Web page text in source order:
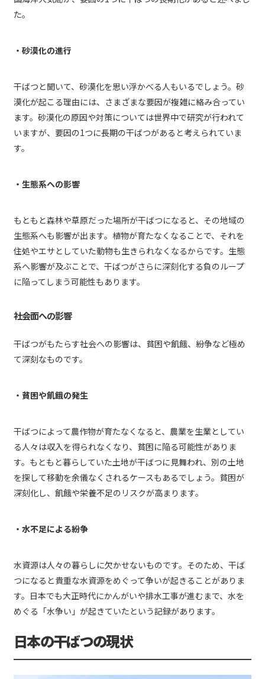
た。
・砂漠化の進行
干ばつと聞いて、砂漠化を思い浮かべる人もいるでしょう。砂
漠化が起こる理由には、さまざまな要因が複雑に絡み合ってい
ます。砂漠化の原因や対策については世界中で研究が行われて
いますが、要因の1つに長期の干ばつがあると考えられていま
す。
・生態系への影響
もともと森林や草原だった場所が干ばつになると、その地域の
生態系へも影響が出ます。植物が育たなくなることで、それを
住処やエサとしていた動物も生きられなくなるからです。生態
系へ影響が及ぶことで、干ばつがさらに深刻化する負のループ
に陥ってしまう可能性もあります。
社会面への影響
干ばつがもたらす社会への影響は、貧困や飢餓、紛争など極め
て深刻なものです。
・貧困や飢餓の発生
干ばつによって農作物が育たなくなると、農業を生業としてい
る人々は収入を得られなくなり、貧困に陥る可能性がありま
す。もともと暮らしていた土地が干ばつに見舞われ、別の土地
を探して移動を余儀なくされるケースもあるでしょう。貧困が
深刻化し、飢餓や栄養不足のリスクが高まります。
・水不足による紛争
水資源は人々の暮らしに欠かせないものです。そのため、干ば
つになると貴重な水資源をめぐって争いが起きることがありま
す。日本でも大正時代にかんがいや排水工事が進むまで、水を
めぐる「水争い」が起きていたという記録があります。
日本の干ばつの現状